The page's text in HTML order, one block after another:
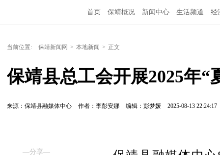
首页 保靖概况 新闻中心 生活频道 经
当前位置: 保靖新闻网 > 本地新闻 > 正文
保靖县总工会开展2025年“
来源：保靖县融媒体中心 作者：李彭安娜 编辑：彭梦媛 2025-08-13 22:24:17
—分享—